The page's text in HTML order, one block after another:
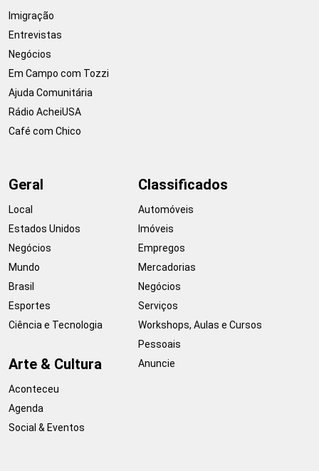
Imigração
Entrevistas
Negócios
Em Campo com Tozzi
Ajuda Comunitária
Rádio AcheiUSA
Café com Chico
Geral
Local
Estados Unidos
Negócios
Mundo
Brasil
Esportes
Ciência e Tecnologia
Arte & Cultura
Aconteceu
Agenda
Social & Eventos
Classificados
Automóveis
Imóveis
Empregos
Mercadorias
Negócios
Serviços
Workshops, Aulas e Cursos
Pessoais
Anuncie